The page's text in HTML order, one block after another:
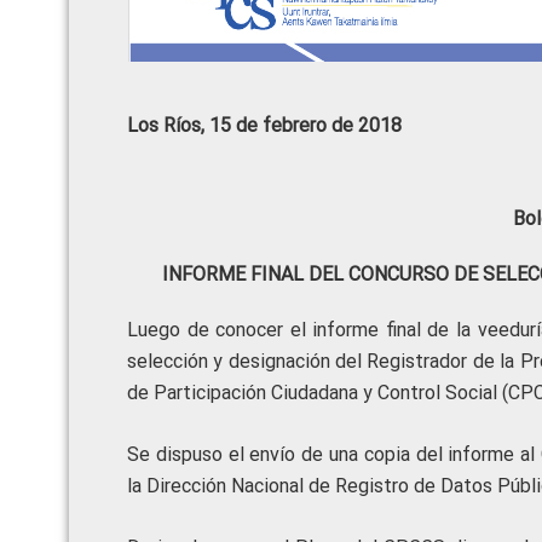
Los Ríos, 15 de febrero de 2018
INFORME FINAL DEL CONCURSO DE
Luego de conocer el informe final de la
selección y designación del Registrador de la
de Participación Ciudadana y Control Social
Se dispuso el envío de una copia del informe
la Dirección Nacional de Registro de Datos